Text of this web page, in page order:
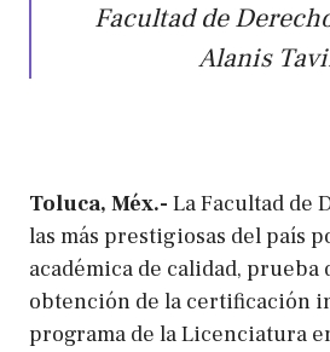
Facultad de
Alanis
Toluca, Méx.- La Facultad de
las más prestigiosas del país
académica de calidad, prueba
obtención de la certificación
programa de la Licenciatura